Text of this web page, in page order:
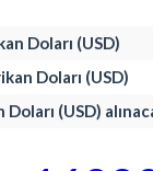
Doları (USD)
Doları (USD)
(USD)